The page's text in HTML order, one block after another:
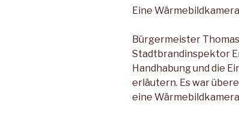
Eine
Bürgermeister
Stadtbrandinspektor
Handhabung und die
erläutern. Es war
eine